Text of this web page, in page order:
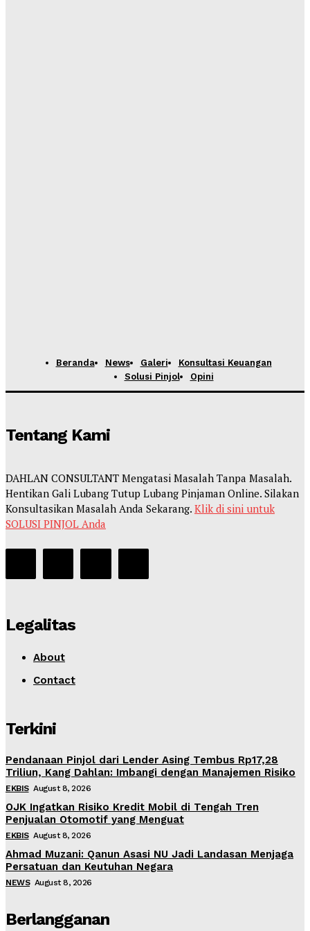
Beranda News Galeri
Konsultasi Keuangan
Solusi Pinjol
Opini
Tentang Kami
DAHLAN CONSULTANT Mengatasi Masalah Tanpa Masalah.
Hentikan Gali Lubang Tutup Lubang Pinjaman Online. Silakan
Konsultasikan Masalah Anda Sekarang. Klik di sini untuk
SOLUSI PINJOL Anda
Legalitas
About
Contact
Terkini
Pendanaan Pinjol dari Lender Asing Tembus Rp17,28
Triliun, Kang Dahlan: Imbangi dengan Manajemen Risiko
EKBIS August 8, 2026
OJK Ingatkan Risiko Kredit Mobil di Tengah Tren
Penjualan Otomotif yang Menguat
EKBIS August 8, 2026
Ahmad Muzani: Qanun Asasi NU Jadi Landasan Menjaga
Persatuan dan Keutuhan Negara
NEWS August 8, 2026
Berlangganan